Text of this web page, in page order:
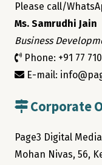
Please call/
Ms. Samrudhi Jain
Business
Phone: +91 77
E-mail:
Corporate
Page3 Digital
Mohan Nivas, 56,